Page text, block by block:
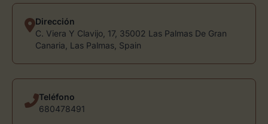
Dirección
C. Viera Y Clavijo, 17, 35002 Las Palmas De Gran
Canaria, Las Palmas, Spain
Teléfono
680478491